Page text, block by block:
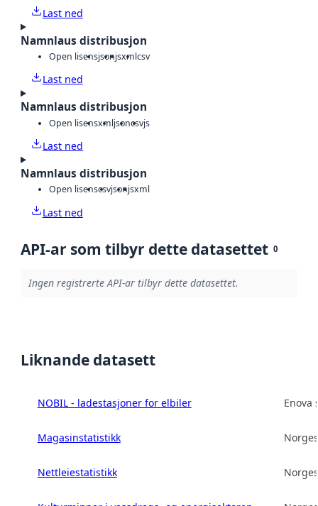
Last ned
Namnlaus distribusjon
Open lisensjsonjsxmlcsv
Last ned
Namnlaus distribusjon
Open lisensxmljsoncsvjs
Last ned
Namnlaus distribusjon
Open lisenscsvjsonjsxml
Last ned
API-ar som tilbyr dette datasettet 0
Ingen registrerte API-ar tilbyr dette datasettet.
Liknande datasett
NOBIL - ladestasjoner for elbiler Enova
Magasinstatistikk
Nettleiestatistikk